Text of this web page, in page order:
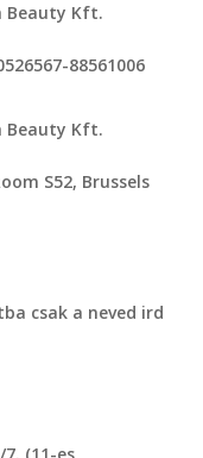
Beauty Kft.
88561006
Beauty Kft.
S52, Brussels
csak a neved ird